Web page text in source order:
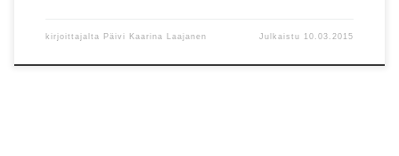
kirjoittajalta Päivi Kaarina Laajanen Julkaistu 10.03.2015